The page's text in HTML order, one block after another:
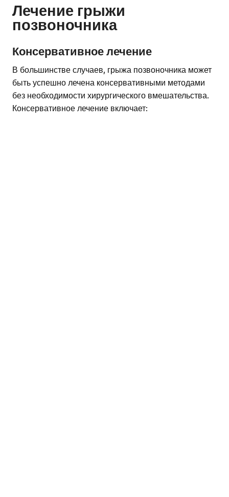
Лечение грыжи
позвоночника
Консервативное лечение
В большинстве случаев, грыжа позвоночника может
быть успешно лечена консервативными методами
без необходимости хирургического вмешательства.
Консервативное лечение включает: